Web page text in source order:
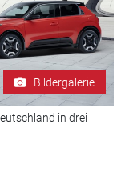
Bildergalerie
in drei